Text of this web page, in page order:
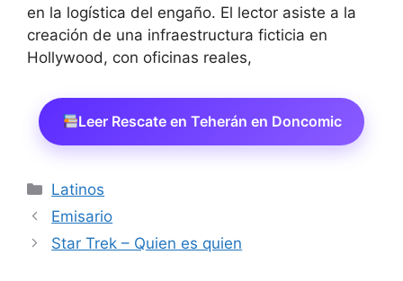
en la logística del engaño. El lector asiste a la
creación de una infraestructura ficticia en
Hollywood, con oficinas reales,
Leer Rescate en Teherán en Doncomic
Categorías
Latinos
Emisario
Star Trek – Quien es quien